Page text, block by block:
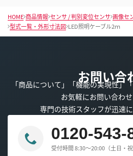
HOME 商品情報 センサ / 判別変位センサ 画像セ
型式一覧・外形寸法図 LED照明ケーブル2ｍ
お問い合
「商品について」「機能の実現性」
お気軽にお問い合わせ
専門の技術スタッフが迅速に
0120-543-
受付時間 8:30～20:00（土日・祝